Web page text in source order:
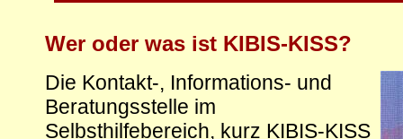
Wer oder was ist KIBIS-KISS?
Die Kontakt-, Informations- und
Beratungsstelle im
Selbsthilfebereich, kurz KIBIS-KISS